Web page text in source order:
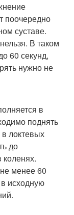
поочередно
суставе.
В таком
60 секунд,
нужно не
в
поднять
локтевых
до
менее 60
исходную